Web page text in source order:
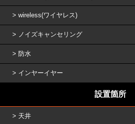
wireless(ワイヤレス)
ノイズキャンセリング
防水
インヤーイヤー
設置箇所
天井